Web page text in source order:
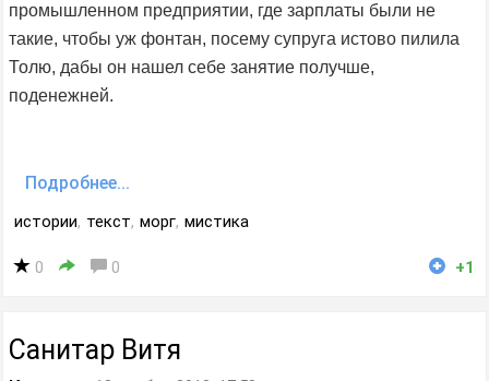
промышленном предприятии, где зарплаты были не
такие, чтобы уж фонтан, посему супруга истово пилила
Толю, дабы он нашел себе занятие получше,
поденежней.
Подробнее...
истории, текст, морг, мистика
0 0 +1
Санитар Витя